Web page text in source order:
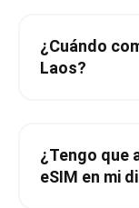
¿Cuándo
Laos?
¿Tengo que
eSIM en mi